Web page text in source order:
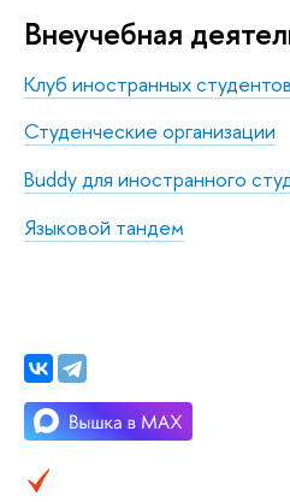
Внеучебная
Клуб иностранных
Студенческие организации
Buddy для иностранного
Языковой тандем